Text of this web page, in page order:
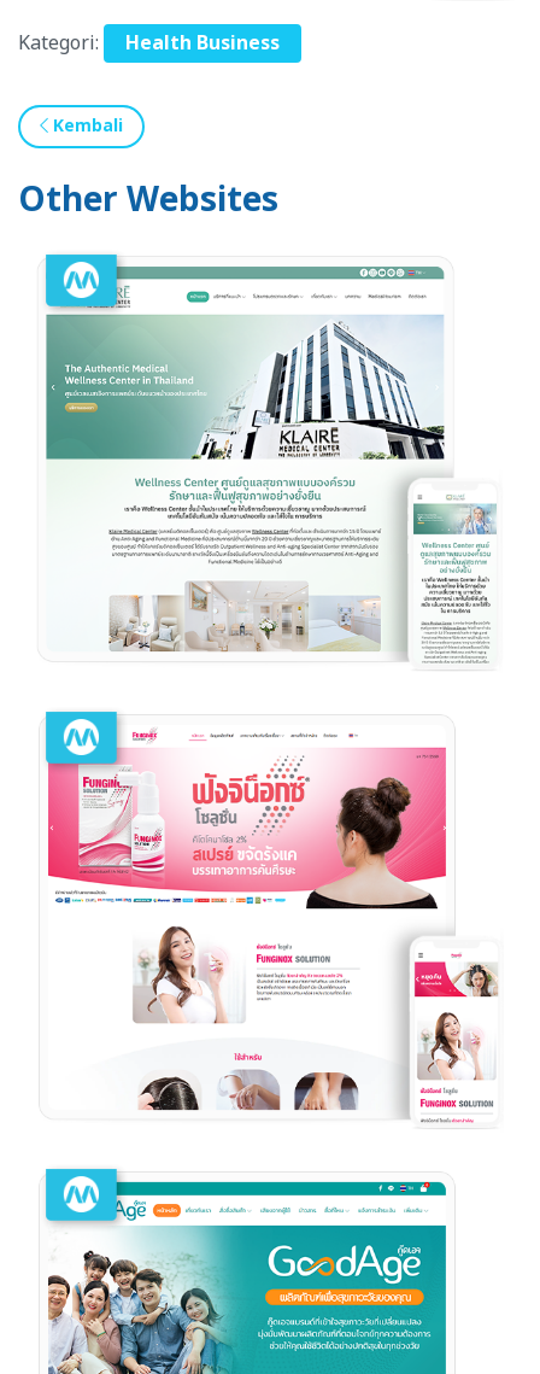
Kategori: Health Business
Kembali
Other Websites